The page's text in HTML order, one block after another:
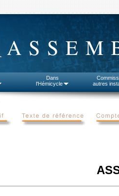
Dans
l'Hémicycle
autres